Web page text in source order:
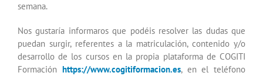
semana.
Nos gustaría informaros que podéis resolver las dudas que
puedan surgir, referentes a la matriculación, contenido y/o
desarrollo de los cursos en la propia plataforma de COGITI
Formación https://www.cogitiformacion.es, en el teléfono